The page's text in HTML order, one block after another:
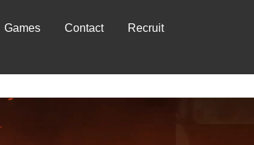
Games Contact Recruit